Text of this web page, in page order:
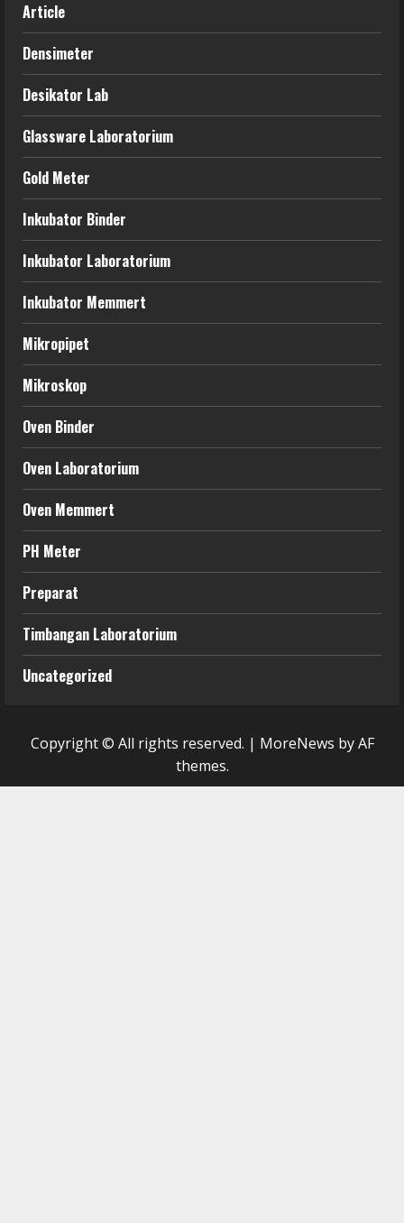
Article
Densimeter
Desikator Lab
Glassware Laboratorium
Gold Meter
Inkubator Binder
Inkubator Laboratorium
Inkubator Memmert
Mikropipet
Mikroskop
Oven Binder
Oven Laboratorium
Oven Memmert
PH Meter
Preparat
Timbangan Laboratorium
Uncategorized
Copyright © All rights reserved. | MoreNews by AF
themes.